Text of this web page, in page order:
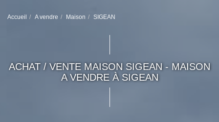
Accueil A vendre Maison SIGEAN
ACHAT / VENTE MAISON SIGEAN - MAISON
A VENDRE À SIGEAN